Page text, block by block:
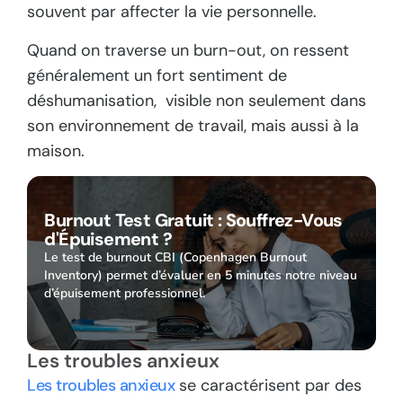
souvent par affecter la vie personnelle.
Quand on traverse un burn-out, on ressent
généralement un fort sentiment de
déshumanisation, visible non seulement dans
son environnement de travail, mais aussi à la
maison.
Burnout Test Gratuit : Souffrez-Vous
d'Épuisement ?
Le test de burnout CBI (Copenhagen Burnout
Inventory) permet d’évaluer en 5 minutes notre niveau
d’épuisement professionnel.
Les troubles anxieux
Les troubles anxieuxse caractérisent par des